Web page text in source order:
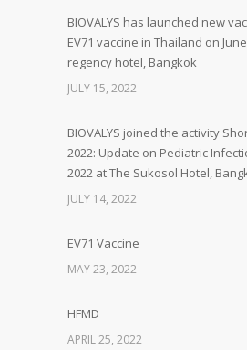
BIOVALYS has launched new
EV71 vaccine in Thailand on
regency hotel, Bangkok
JULY 15, 2022
BIOVALYS joined the activity
2022: Update on Pediatric
2022 at The Sukosol Hotel,
JULY 14, 2022
EV71 Vaccine
MAY 23, 2022
HFMD
APRIL 25, 2022